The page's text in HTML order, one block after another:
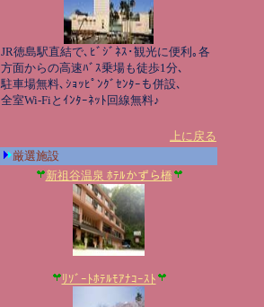
JR徳島駅直結で､ﾋﾞｼﾞﾈｽ･観光に便利｡各
方面からの高速ﾊﾞｽ乗場も徒歩1分､
駐車場無料､ｼｮｯﾋﾟﾝｸﾞｾﾝﾀｰも併設､
全室Wi-Fiとｲﾝﾀｰﾈｯﾄ回線無料♪
上に戻る
厳選施設
新祖谷温泉 ﾎﾃﾙかずら橋
ﾘｿﾞｰﾄﾎﾃﾙﾓｱﾅｺｰｽﾄ